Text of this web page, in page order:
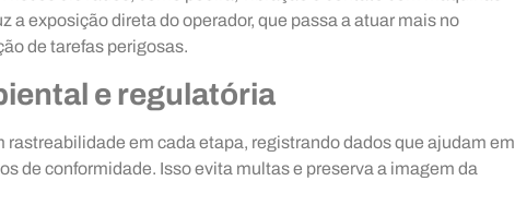
a exposição direta do operador, que passa a atuar mais no
de tarefas perigosas.
e regulatória
em cada etapa, registrando dados que ajudam em
de conformidade. Isso evita multas e preserva a imagem da